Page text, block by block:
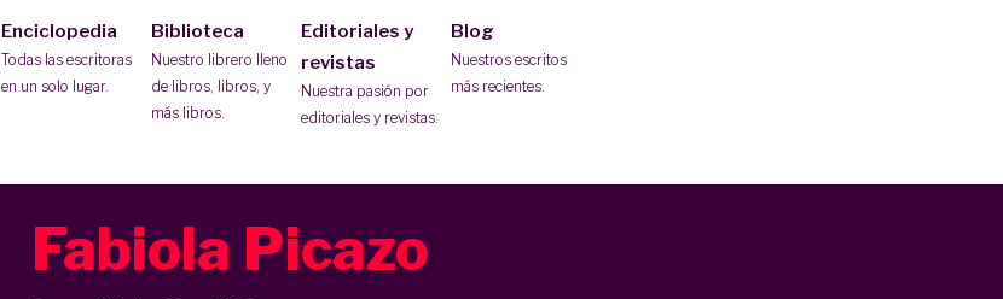
Enciclopedia
Todas las escritoras
en un solo lugar.
Biblioteca
Nuestro librero lleno
de libros, libros, y
más libros.
Editoriales y
revistas
Nuestra pasión por
editoriales y revistas.
Blog
Nuestros escritos
más recientes.
Fabiola Picazo